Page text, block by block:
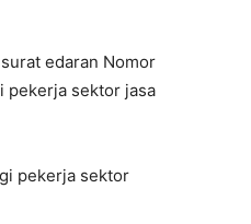
edaran Nomor
pekerja sektor jasa
pekerja sektor